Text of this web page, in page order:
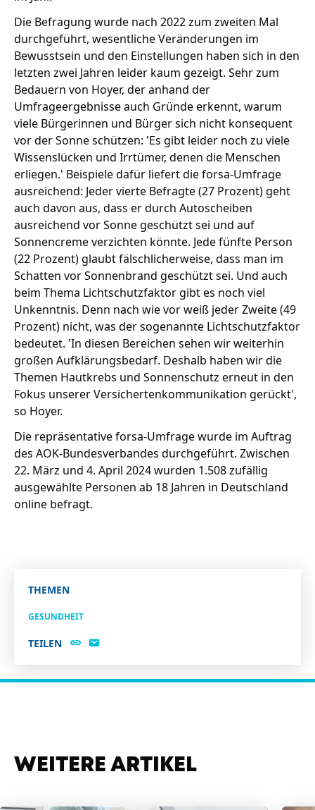
Die Befragung wurde nach 2022 zum zweiten Mal
durchgeführt, wesentliche Veränderungen im
Bewusstsein und den Einstellungen haben sich in den
letzten zwei Jahren leider kaum gezeigt. Sehr zum
Bedauern von Hoyer, der anhand der
Umfrageergebnisse auch Gründe erkennt, warum
viele Bürgerinnen und Bürger sich nicht konsequent
vor der Sonne schützen: 'Es gibt leider noch zu viele
Wissenslücken und Irrtümer, denen die Menschen
erliegen.' Beispiele dafür liefert die forsa-Umfrage
ausreichend: Jeder vierte Befragte (27 Prozent) geht
auch davon aus, dass er durch Autoscheiben
ausreichend vor Sonne geschützt sei und auf
Sonnencreme verzichten könnte. Jede fünfte Person
(22 Prozent) glaubt fälschlicherweise, dass man im
Schatten vor Sonnenbrand geschützt sei. Und auch
beim Thema Lichtschutzfaktor gibt es noch viel
Unkenntnis. Denn nach wie vor weiß jeder Zweite (49
Prozent) nicht, was der sogenannte Lichtschutzfaktor
bedeutet. 'In diesen Bereichen sehen wir weiterhin
großen Aufklärungsbedarf. Deshalb haben wir die
Themen Hautkrebs und Sonnenschutz erneut in den
Fokus unserer Versichertenkommunikation gerückt',
so Hoyer.
Die repräsentative forsa-Umfrage wurde im Auftrag
des AOK-Bundesverbandes durchgeführt. Zwischen
22. März und 4. April 2024 wurden 1.508 zufällig
ausgewählte Personen ab 18 Jahren in Deutschland
online befragt.
THEMEN
GESUNDHEIT
TEILEN
WEITERE ARTIKEL